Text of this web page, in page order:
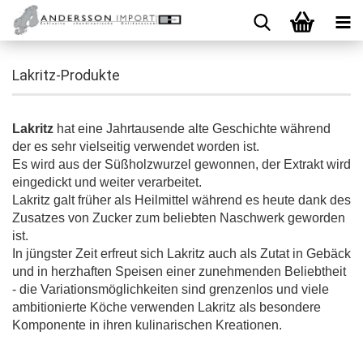
Lakritz-Produkte
Lakritz hat eine Jahrtausende alte Geschichte während
der es sehr vielseitig verwendet worden ist.
Es wird aus der Süßholzwurzel gewonnen, der Extrakt wird
eingedickt und weiter verarbeitet.
Lakritz galt früher als Heilmittel während es heute dank des
Zusatzes von Zucker zum beliebten Naschwerk geworden
ist.
In jüngster Zeit erfreut sich Lakritz auch als Zutat in Gebäck
und in herzhaften Speisen einer zunehmenden Beliebtheit
- die Variationsmöglichkeiten sind grenzenlos und viele
ambitionierte Köche verwenden Lakritz als besondere
Komponente in ihren kulinarischen Kreationen.